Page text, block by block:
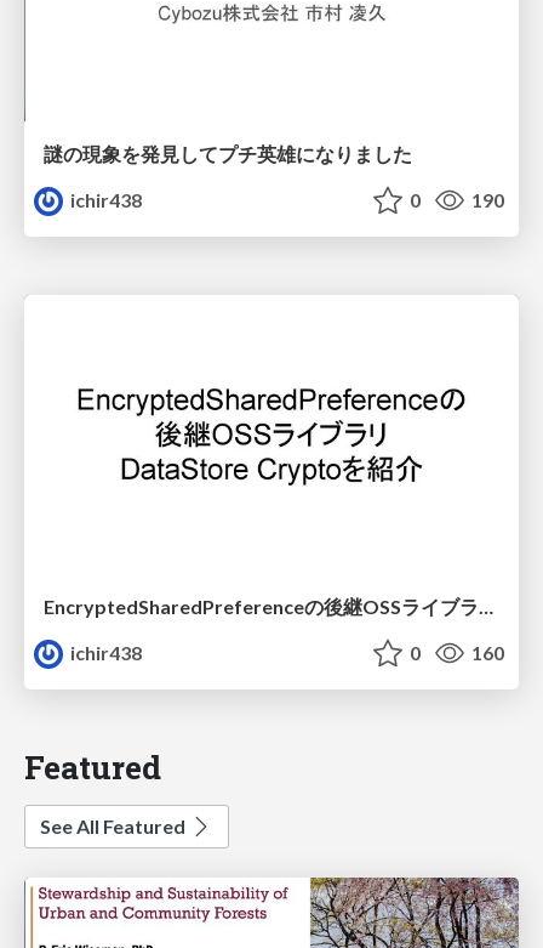
謎の現象を発見してプチ英雄になりました
ichir438
0 190
ichir438
0 160
Featured
See All Featured